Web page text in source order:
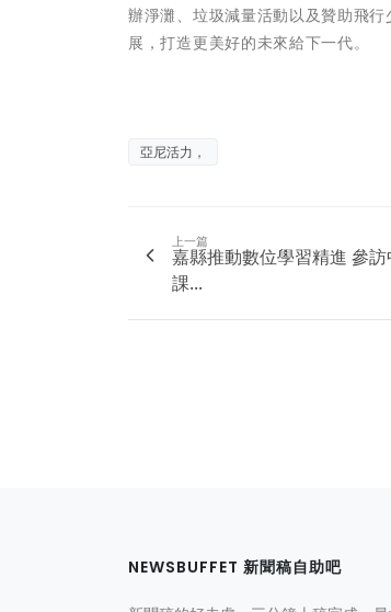
辦淨灘、垃圾減量活動以及贊助飛
展，打造更美好的未來給下一代。
亞尼活力，
上一篇
嘉縣推動數位學習精進 參
課...
NEWSBUFFET 新聞稿自助吧